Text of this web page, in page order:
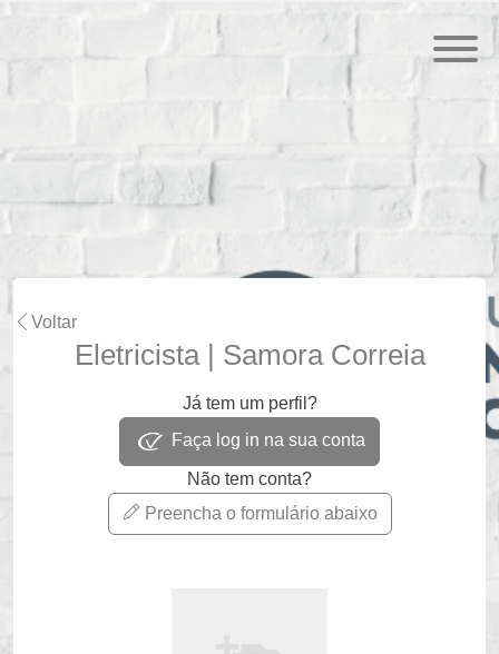
Voltar
Eletricista | Samora Correia
Já tem um perfil?
Faça log in na sua conta
Não tem conta?
Preencha o formulário abaixo